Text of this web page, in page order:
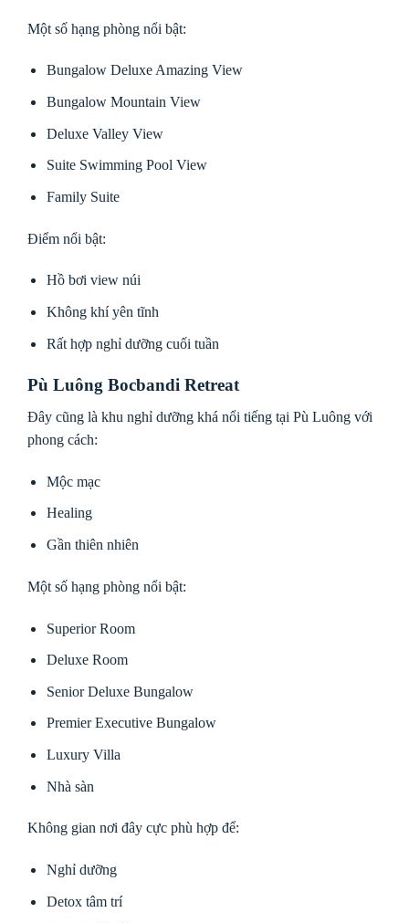
Một số hạng phòng nổi bật:
Bungalow Deluxe Amazing View
Bungalow Mountain View
Deluxe Valley View
Suite Swimming Pool View
Family Suite
Điểm nổi bật:
Hồ bơi view núi
Không khí yên tĩnh
Rất hợp nghỉ dưỡng cuối tuần
Pù Luông Bocbandi Retreat
Đây cũng là khu nghỉ dưỡng khá nổi tiếng tại Pù Luông với
phong cách:
Mộc mạc
Healing
Gần thiên nhiên
Một số hạng phòng nổi bật:
Superior Room
Deluxe Room
Senior Deluxe Bungalow
Premier Executive Bungalow
Luxury Villa
Nhà sàn
Không gian nơi đây cực phù hợp để:
Nghỉ dưỡng
Detox tâm trí